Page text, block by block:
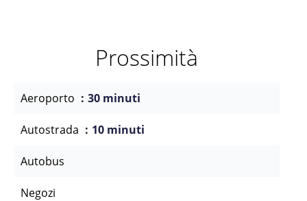
Prossimità
Aeroporto 30 minuti
Autostrada 10 minuti
Autobus
Negozi